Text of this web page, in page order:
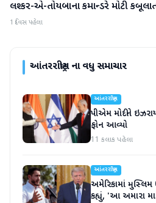
આંતરરાષ્ટ્રીય
લશ્કર-એ-તોયબાના કમાન્ડરે મોટી
1 દિવસ પહેલા
આંતરરાષ્ટ્રીયના વધુ સમાચાર
આંતરરાષ્ટ્રીય
પીએમ મોદીને
ફોન આવ્યો
11 કલાક પહેલા
આંતરરાષ્ટ્રીય
અમેરિકામાં મુસ્લિમ
કહ્યું, 'આ અમારા